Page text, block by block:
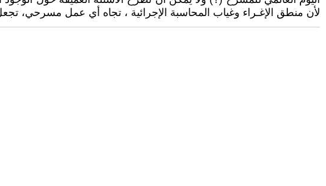
لأن منطق الإغـراء وغياب المحاسبة الإجرائية ، تجاه أي عمل مسرحي،